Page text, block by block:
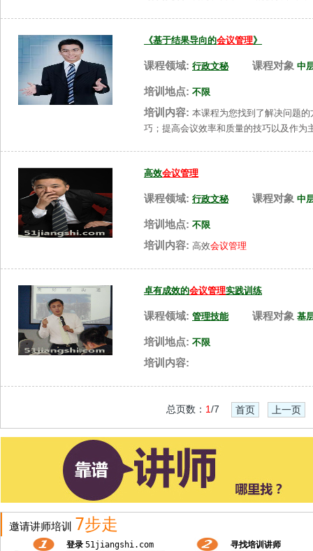
《基于结果导向的会议管理》
课程领域: 行政文秘 课程对象 中
培训地点: 不限
培训内容: 本课程为您找到了解决问题
巧；提高会议效率和质量的技巧以及作为
高效会议管理
课程领域: 行政文秘 课程对象 中
培训地点: 不限
培训内容: 高效会议管理
卓有成效的会议管理实践训练
课程领域: 管理技能 课程对象 基
培训地点: 不限
培训内容:
总页数： 1/7 首页 上一页
邀请讲师培训 7步走
登录 51jiangshi.com
寻找培训讲师